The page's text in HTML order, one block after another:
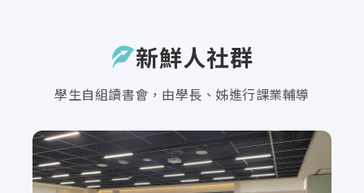
新鮮人社群
學生自組讀書會，由學長、姊進行課業輔導